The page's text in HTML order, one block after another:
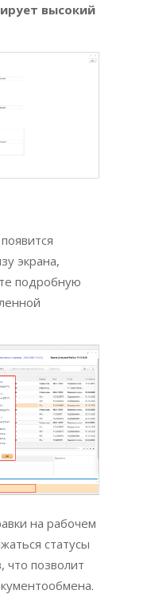
высокий
экрана,
подробную
на рабочем
статусы
что позволит